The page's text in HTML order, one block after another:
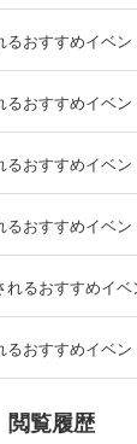
おすすめイベン
るおすすめイベン
るおすすめイベン
おすすめイベン
れるおすすめイベ
おすすめイベン
閲覧履歴